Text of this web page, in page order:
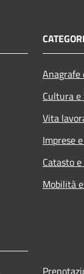
Cultura
Vita
Imprese
Catasto
Mobilità